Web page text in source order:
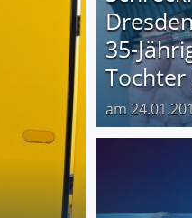
35-
Tochter
am